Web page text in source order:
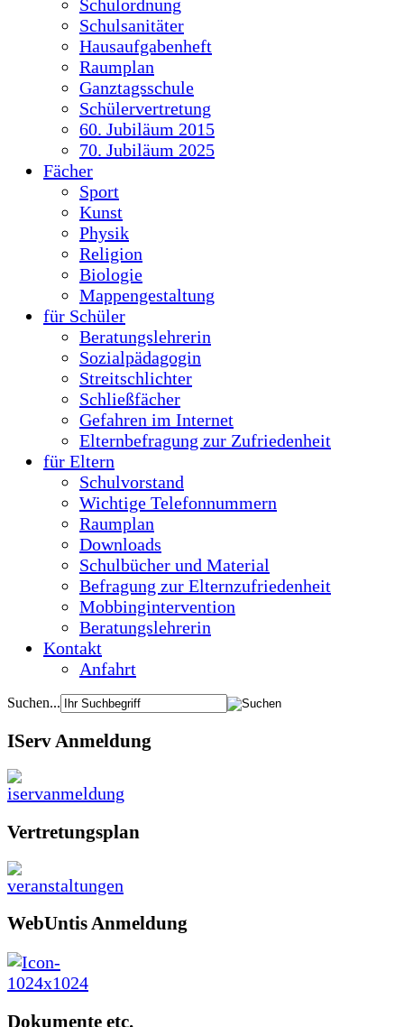
Schulordnung
Schulsanitäter
Hausaufgabenheft
Raumplan
Ganztagsschule
Schülervertretung
60. Jubiläum 2015
70. Jubiläum 2025
Fächer
Sport
Kunst
Physik
Religion
Biologie
Mappengestaltung
für Schüler
Beratungslehrerin
Sozialpädagogin
Streitschlichter
Schließfächer
Gefahren im Internet
Elternbefragung zur Zufriedenheit
für Eltern
Schulvorstand
Wichtige Telefonnummern
Raumplan
Downloads
Schulbücher und Material
Befragung zur Elternzufriedenheit
Mobbingintervention
Beratungslehrerin
Kontakt
Anfahrt
Suchen...
IServ Anmeldung
Vertretungsplan
WebUntis Anmeldung
Dokumente etc.